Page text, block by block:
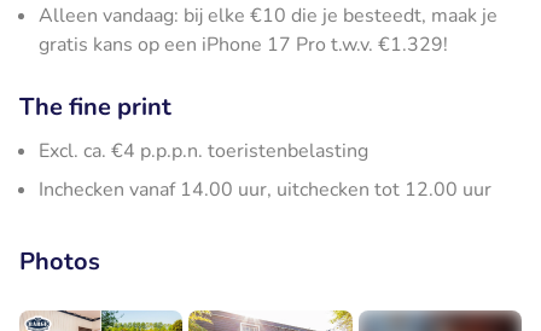
Alleen vandaag: bij elke €10 die je besteedt, maak je
gratis kans op een iPhone 17 Pro t.w.v. €1.329!
The fine print
Excl. ca. €4 p.p.p.n. toeristenbelasting
Inchecken vanaf 14.00 uur, uitchecken tot 12.00 uur
Photos